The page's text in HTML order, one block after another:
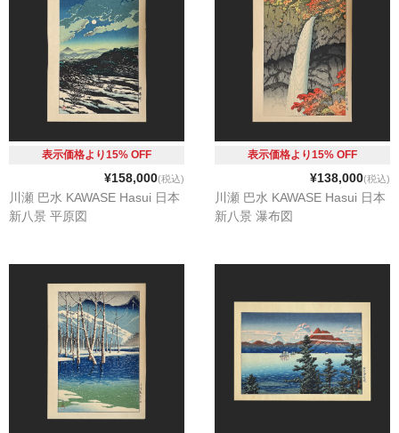
表示価格より15% OFF
¥158,000(税込)
川瀬 巴水 KAWASE Hasui 日本
新八景 平原図
表示価格より15% OFF
¥138,000(税込)
川瀬 巴水 KAWASE Hasui 日本
新八景 瀑布図